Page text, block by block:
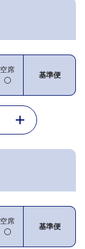
空席
基準便
空席
基準便